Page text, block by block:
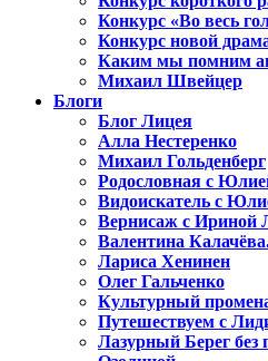
Конкурс «Во весь
Конкурс новой
Каким мы помним
Михаил Швейцер
Блоги
Блог Лицея
Алла Нестеренко
Михаил Гольденберг
Родословная с
Видоискатель с
Вернисаж с Ириной
Валентина
Лариса Хенинен
Олег Гальченко
Культурный
Путешествуем с
Лазурный Берег без